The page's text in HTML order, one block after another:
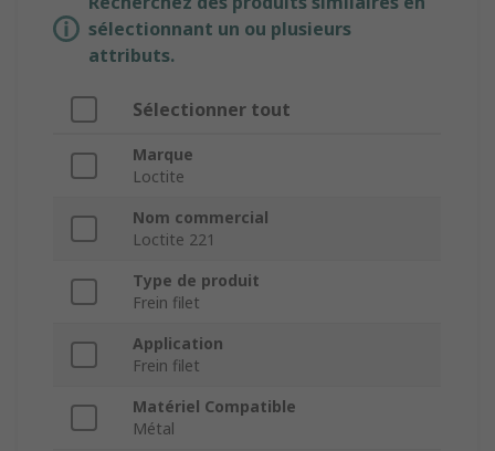
sélectionnant un ou plusieurs
attributs.
Sélectionner tout
Marque
Loctite
Nom commercial
Loctite 221
Type de produit
Frein filet
Application
Frein filet
Matériel Compatible
Métal